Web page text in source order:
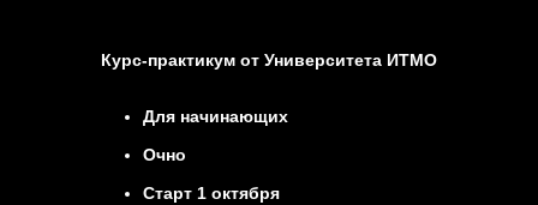
Старт 1 октября
Очно
Для начинающих
Курс-практикум от Университета ИТМО